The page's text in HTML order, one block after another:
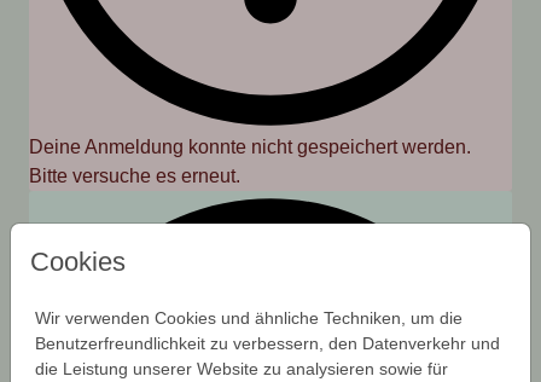
Cookies
Wir verwenden Cookies und ähnliche Techniken, um die
Benutzerfreundlichkeit zu verbessern, den Datenverkehr und
die Leistung unserer Website zu analysieren sowie für
Deine Anmeldung konnte nicht gespeichert werden.
Bitte versuche es erneut.